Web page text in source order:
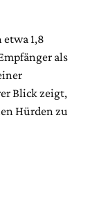
1,8
als
Blick zeigt,
Hürden zu